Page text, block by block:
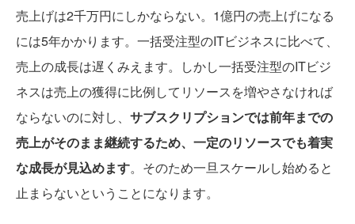
売上げは2千万円にしかならない。1億円の売上げになる
には5年かかります。一括受注型のITビジネスに比べて、
売上の成長は遅くみえます。しかし一括受注型のITビジ
ネスは売上の獲得に比例してリソースを増やさなければ
ならないのに対し、 サブスクリプションでは前年までの
売上がそのまま継続するため、一定のリソースでも着実
な成長が見込めます。そのため一旦スケールし始めると
止まらないということになります。